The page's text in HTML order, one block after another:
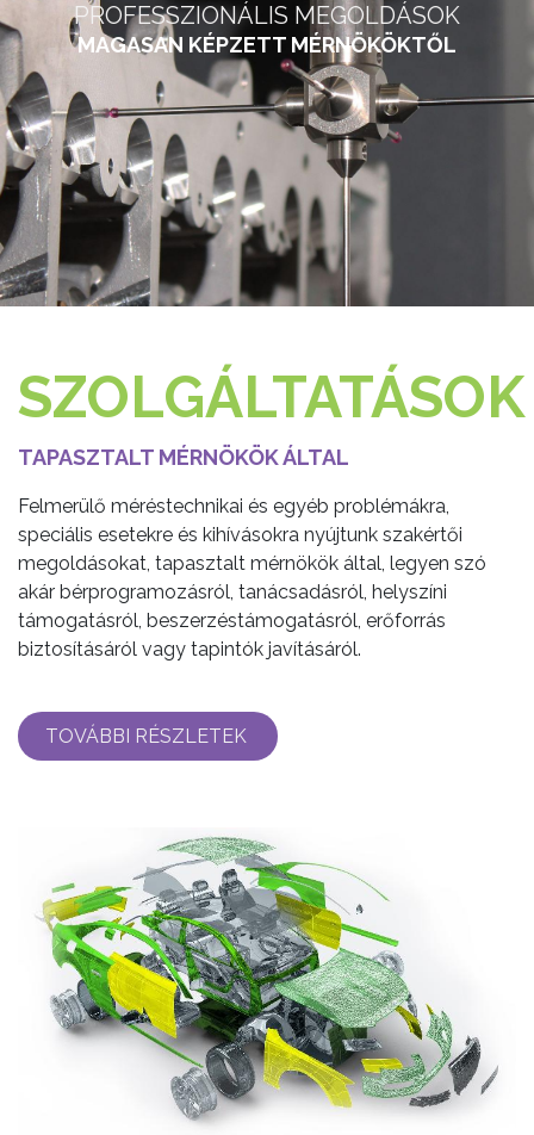
PROFESSZIONÁLIS MEGOLDÁSOK
MAGASAN KÉPZETT MÉRNÖKÖKTŐL
SZOLGÁLTATÁSOK
TAPASZTALT MÉRNÖKÖK ÁLTAL
Felmerülő méréstechnikai és egyéb problémákra,
speciális esetekre és kihívásokra nyújtunk szakértői
megoldásokat, tapasztalt mérnökök által, legyen szó
akár bérprogramozásról, tanácsadásról, helyszíni
támogatásról, beszerzéstámogatásról, erőforrás
biztosításáról vagy tapintók javításáról.
TOVÁBBI RÉSZLETEK